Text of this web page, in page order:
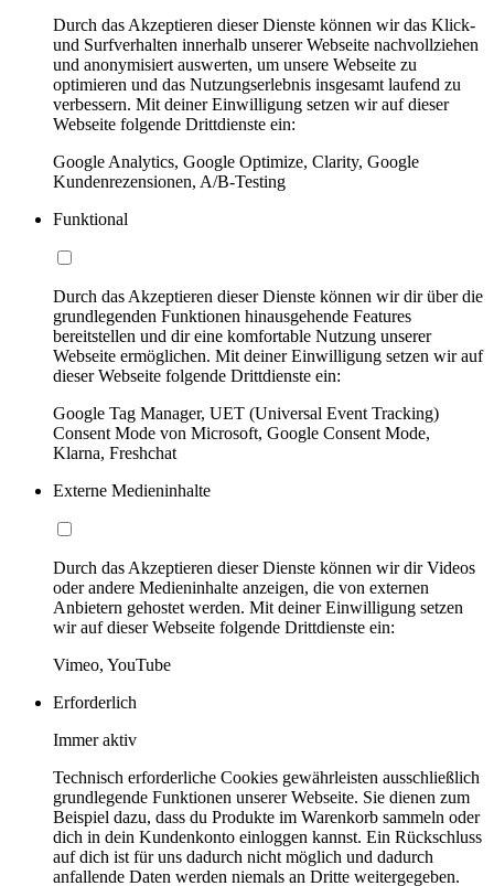
Durch das Akzeptieren dieser Dienste können wir das Klick-
und Surfverhalten innerhalb unserer Webseite nachvollziehen
und anonymisiert auswerten, um unsere Webseite zu
optimieren und das Nutzungserlebnis insgesamt laufend zu
verbessern. Mit deiner Einwilligung setzen wir auf dieser
Webseite folgende Drittdienste ein:
Google Analytics, Google Optimize, Clarity, Google
Kundenrezensionen, A/B-Testing
Funktional
Durch das Akzeptieren dieser Dienste können wir dir über die
grundlegenden Funktionen hinausgehende Features
bereitstellen und dir eine komfortable Nutzung unserer
Webseite ermöglichen. Mit deiner Einwilligung setzen wir auf
dieser Webseite folgende Drittdienste ein:
Google Tag Manager, UET (Universal Event Tracking)
Consent Mode von Microsoft, Google Consent Mode,
Klarna, Freshchat
Externe Medieninhalte
Durch das Akzeptieren dieser Dienste können wir dir Videos
oder andere Medieninhalte anzeigen, die von externen
Anbietern gehostet werden. Mit deiner Einwilligung setzen
wir auf dieser Webseite folgende Drittdienste ein:
Vimeo, YouTube
Erforderlich
Immer aktiv
Technisch erforderliche Cookies gewährleisten ausschließlich
grundlegende Funktionen unserer Webseite. Sie dienen zum
Beispiel dazu, dass du Produkte im Warenkorb sammeln oder
dich in dein Kundenkonto einloggen kannst. Ein Rückschluss
auf dich ist für uns dadurch nicht möglich und dadurch
anfallende Daten werden niemals an Dritte weitergegeben.